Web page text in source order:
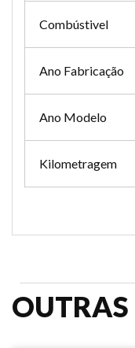
Combústivel
Ano Fabricação
Ano Modelo
Kilometragem
OUTRAS